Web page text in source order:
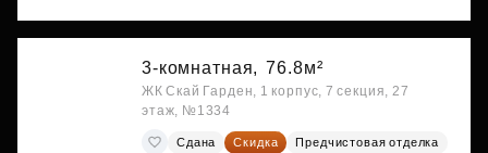
3-комнатная, 76.8м²
ЖК Скай Гарден, 1 корпус, 7 секция, 27
этаж, №1334
Сдана Скидка
Предчистовая отделка